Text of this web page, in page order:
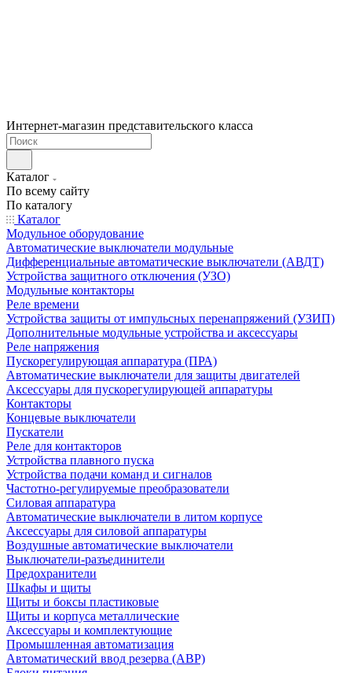
Интернет-магазин представительского класса
Каталог
По всему сайту
По каталогу
Каталог
Модульное оборудование
Автоматические выключатели модульные
Дифференциальные автоматические выключатели (АВДТ)
Устройства защитного отключения (УЗО)
Модульные контакторы
Реле времени
Устройства защиты от импульсных перенапряжений (УЗИП)
Дополнительные модульные устройства и аксессуары
Реле напряжения
Пускорегулирующая аппаратура (ПРА)
Автоматические выключатели для защиты двигателей
Аксессуары для пускорегулирующей аппаратуры
Контакторы
Концевые выключатели
Пускатели
Реле для контакторов
Устройства плавного пуска
Устройства подачи команд и сигналов
Частотно-регулируемые преобразователи
Силовая аппаратура
Автоматические выключатели в литом корпусе
Аксессуары для силовой аппаратуры
Воздушные автоматические выключатели
Выключатели-разъединители
Предохранители
Шкафы и щиты
Щиты и боксы пластиковые
Щиты и корпуса металлические
Аксессуары и комплектующие
Промышленная автоматизация
Автоматический ввод резерва (АВР)